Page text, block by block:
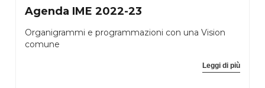
Agenda IME 2022-23
Organigrammi e programmazioni con una Vision
comune
Leggi di più